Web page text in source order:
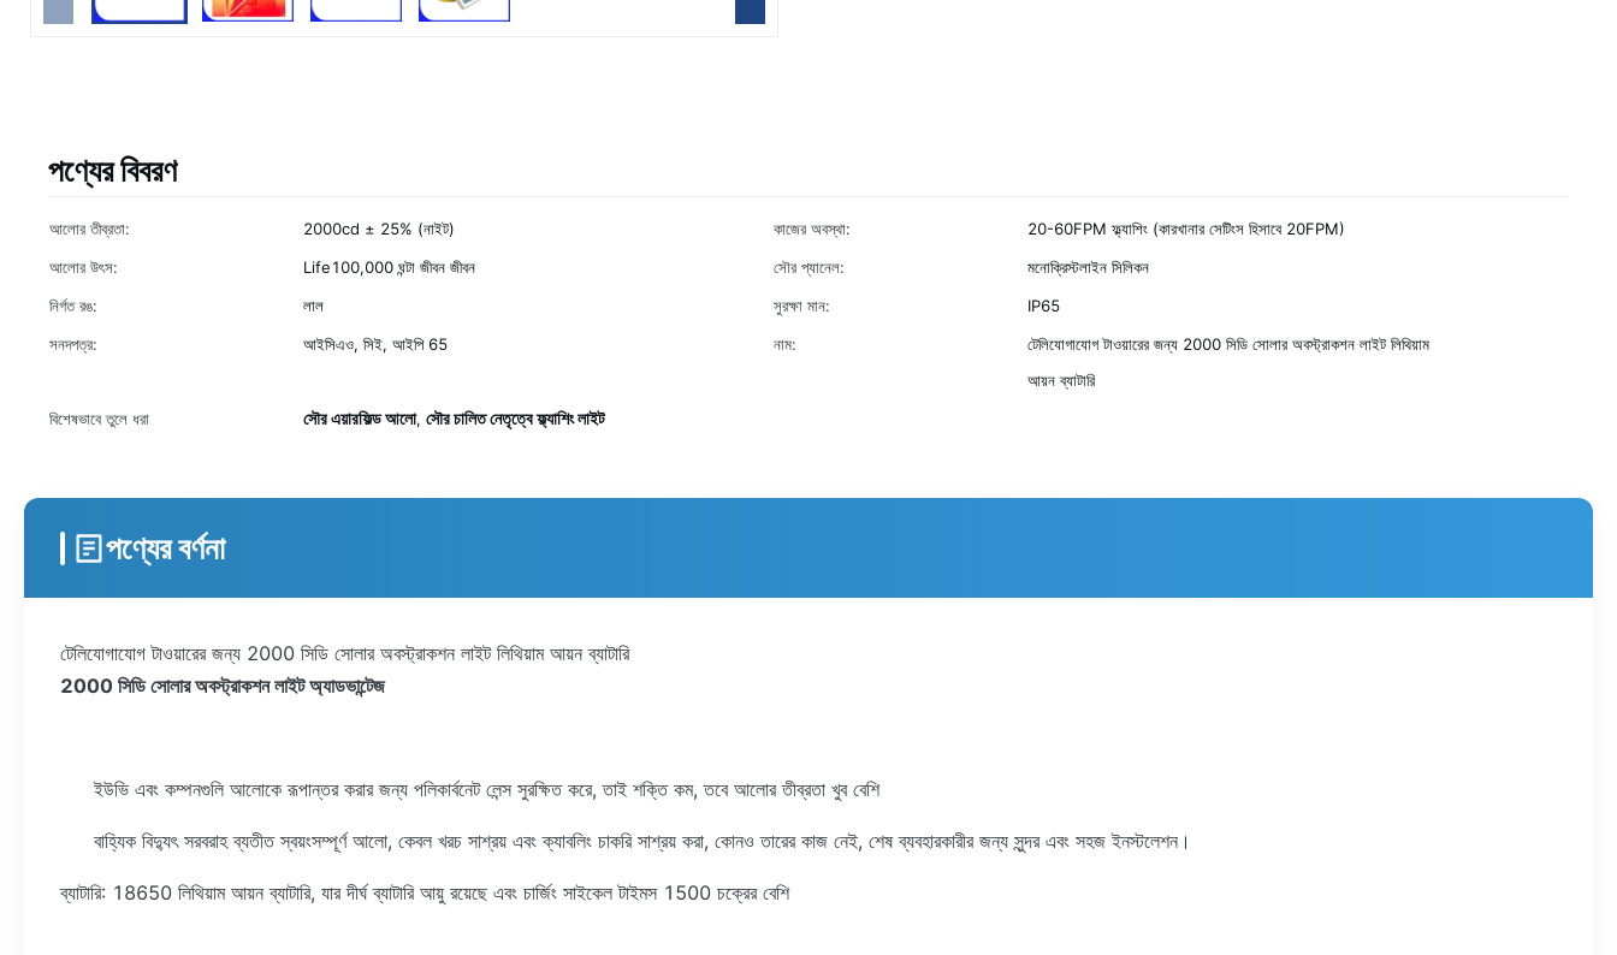
পণ্যের বিবরণ
আলোর তীব্রতা: 2000cd ± 25% (নাইট) কাজের অবস্থা:
20-60FPM ফ্ল্যাশিং (কারখানার সেটিংস হিসাবে 20FPM)
আলোর উৎস:
Life100,000 ঘন্টা জীবন জীবন সৌর প্যানেল:
মনোক্রিস্টলাইন সিলিকন
নির্গত রঙ:
লাল সুরক্ষা মান:
IP65
সনদপত্র:
আইসিএও, সিই, আইপি 65 নাম:
টেলিযোগাযোগ টাওয়ারের জন্য 2000 সিডি সোলার অবস্ট্রাকশন লাইট লিথিয়াম
আয়ন ব্যাটারি
বিশেষভাবে তুলে ধরা
সৌর এয়ারফিল্ড আলো, সৌর চালিত নেতৃত্বে ফ্ল্যাশিং লাইট
পণ্যের বর্ণনা
টেলিযোগাযোগ টাওয়ারের জন্য 2000 সিডি সোলার অবস্ট্রাকশন লাইট লিথিয়াম আয়ন ব্যাটারি
2000 সিডি সোলার অবস্ট্রাকশন লাইট অ্যাডভান্টেজ
ইউভি এবং কম্পনগুলি আলোকে রূপান্তর করার জন্য পলিকার্বনেট লেন্স সুরক্ষিত করে, তাই শক্তি কম, তবে আলোর তীব্রতা খুব বেশি
বাহ্যিক বিদ্যুৎ সরবরাহ ব্যতীত স্বয়ংসম্পূর্ণ আলো, কেবল খরচ সাশ্রয় এবং ক্যাবলিং চাকরি সাশ্রয় করা, কোনও তারের কাজ নেই, শেষ ব্যবহারকারীর জন্য সুন্দর এবং সহজ ইনস্টলেশন।
ব্যাটারি: 18650 লিথিয়াম আয়ন ব্যাটারি, যার দীর্ঘ ব্যাটারি আয়ু রয়েছে এবং চার্জিং সাইকেল টাইমস 1500 চক্রের বেশি